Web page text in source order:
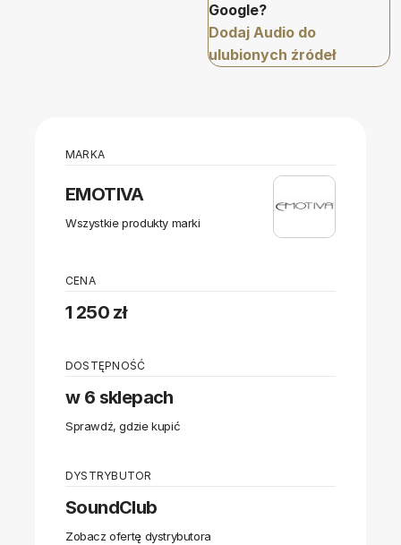
Google?
Dodaj Audio do
ulubionych źródeł
MARKA
EMOTIVA
Wszystkie produkty marki
CENA
1 250 zł
DOSTĘPNOŚĆ
w 6 sklepach
Sprawdź, gdzie kupić
DYSTRYBUTOR
SoundClub
Zobacz ofertę dystrybutora